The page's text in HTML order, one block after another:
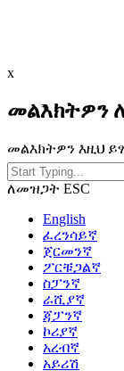
x
መልእክትዎን
መልእክትዎን እዚህ
ለመዝጋት ESC
English
ፈረንሳይኛ
ጀርመንኛ
ፖርቹጋልኛ
ስፓንኛ
ራሺያኛ
ጃፓንኛ
ኮሪያኛ
አረብኛ
አይሪሽ